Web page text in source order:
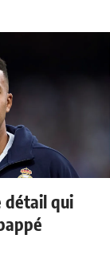
détail qui